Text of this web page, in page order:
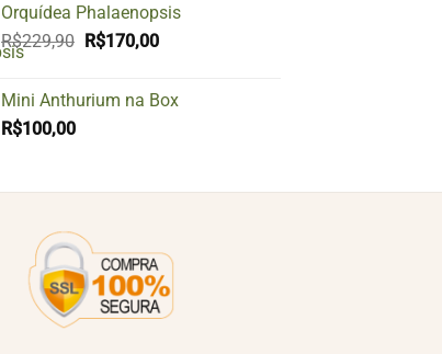
Orquídea Phalaenopsis
R$229,90 O
era:
R$170,00O
é:
Mini Anthurium na Box
R$100,00